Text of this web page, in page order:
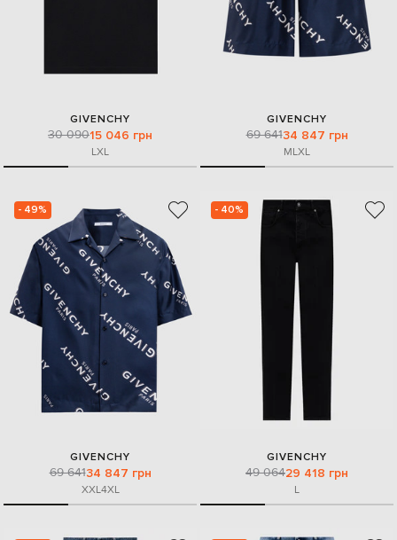
GIVENCHY
30 09015 046 грн
LXL
GIVENCHY
69 64134 847 грн
MLXL
- 49%
GIVENCHY
69 64134 847 грн
XXL4XL
- 40%
GIVENCHY
49 06429 418 грн
L